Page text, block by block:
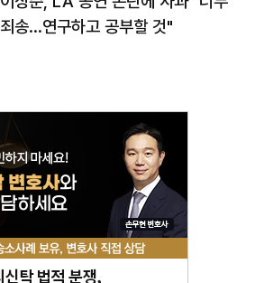
죄송…연구하고 공부할 것"